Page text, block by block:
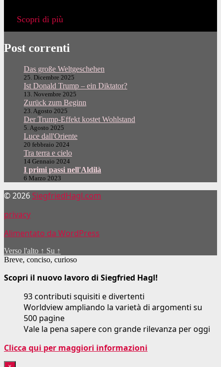
Scopri di più
Post correnti
Das große Weltgeschehen
25. Dicembre 2025
Ist Donald Trump – ein Diktator?
13. Novembre 2025
Zurück zum Beginn
23. Agosto 2025
Der Trump-Effekt kostet Wohlstand
5. Agosto 2025
Luce dall'Oriente
20 febbraio 2024
Tra terra e cielo
14 Gennaio 2024
I primi passi nell'Aldilà
6 Marzo 2023
© 2026 SiegfriedHagl.com
privacy
Alimentato da WordPress
Verso l'alto ↑ Su ↑
Breve, conciso, curioso
Scopri il nuovo lavoro di Siegfried Hagl!
93 contributi squisiti e divertenti
Worldview ampliando la varietà di argomenti su
500 pagine
Vale la pena sapere con grande rilevanza per oggi
Clicca qui per maggiori informazioni